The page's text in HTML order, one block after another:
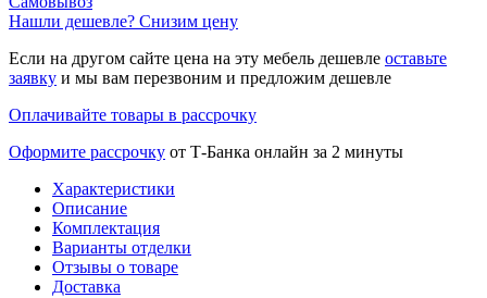
Нашли дешевле? Снизим цену
Если на другом сайте цена на эту мебель дешевле оставьте
заявку и мы вам перезвоним и предложим дешевле
Оплачивайте товары в рассрочку
Оформите рассрочку от Т-Банка онлайн за 2 минуты
Характеристики
Описание
Комплектация
Варианты отделки
Отзывы о товаре
Доставка